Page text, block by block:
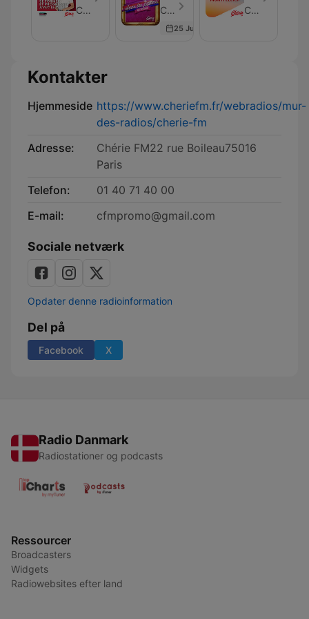
et
progresser
Cherie FM France
jupons
l'histoire
Cherie FM France - Episode 63
25 Jul 2024
etCherie FM France
Kontakter
Hjemmeside https://www.cheriefm.fr/webradios/mur-
des-radios/cherie-fm
Adresse:
Chérie FM22 rue Boileau75016
Paris
Telefon:
01 40 71 40 00
E-mail:
cfmpromo@gmail.com
Sociale netværk
Opdater denne radioinformation
Del på
Facebook X
Radio Danmark
Radiostationer og podcasts
Ressourcer
Broadcasters
Widgets
Radiowebsites efter land